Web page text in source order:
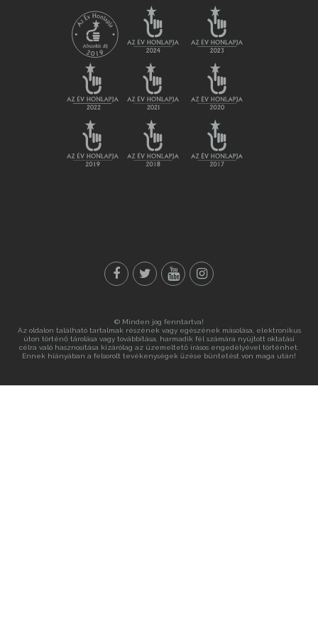
© Minden jog fenntartva!
Az oldalon található tartalmak részének vagy egészének másolása, elektronikus
úton történő tárolása vagy továbbítása, harmadik fél számára nyújtott oktatási
célra való hasznosítása kizárólag az üzemeltető írásos engedélyével történhet.
Ennek hiányában a felsorolt tevékenységek űzése büntetést von maga után!